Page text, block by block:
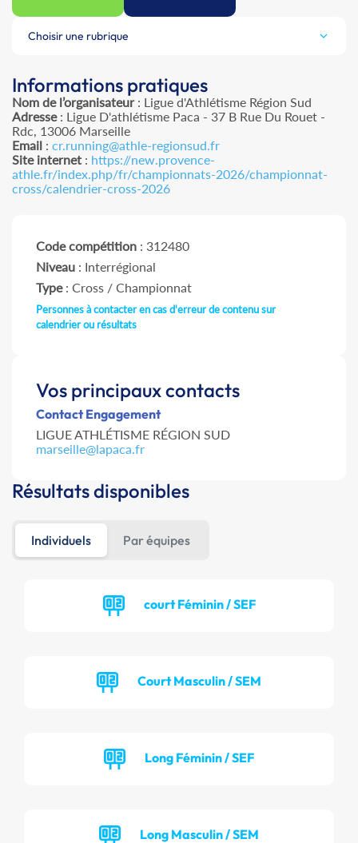
Choisir une rubrique
Informations pratiques
Nom de l’organisateur: Ligue d'Athlétisme Région Sud
Adresse: Ligue D'athlétisme Paca - 37 B Rue Du Rouet -
Rdc, 13006 Marseille
Email : cr.running@athle-regionsud.fr
Site internet : https://new.provence-
athle.fr/index.php/fr/championnats-2026/championnat-
cross/calendrier-cross-2026
Code compétition : 312480
Niveau : Interrégional
Type: Cross / Championnat
Personnes à contacter en cas d'erreur de contenu sur
calendrier ou résultats
Vos principaux contacts
Contact Engagement
LIGUE ATHLÉTISME RÉGION SUD
marseille@lapaca.fr
Résultats disponibles
Individuels Par équipes
court Féminin / SEF
Court Masculin / SEM
Long Féminin / SEF
Long Masculin / SEM